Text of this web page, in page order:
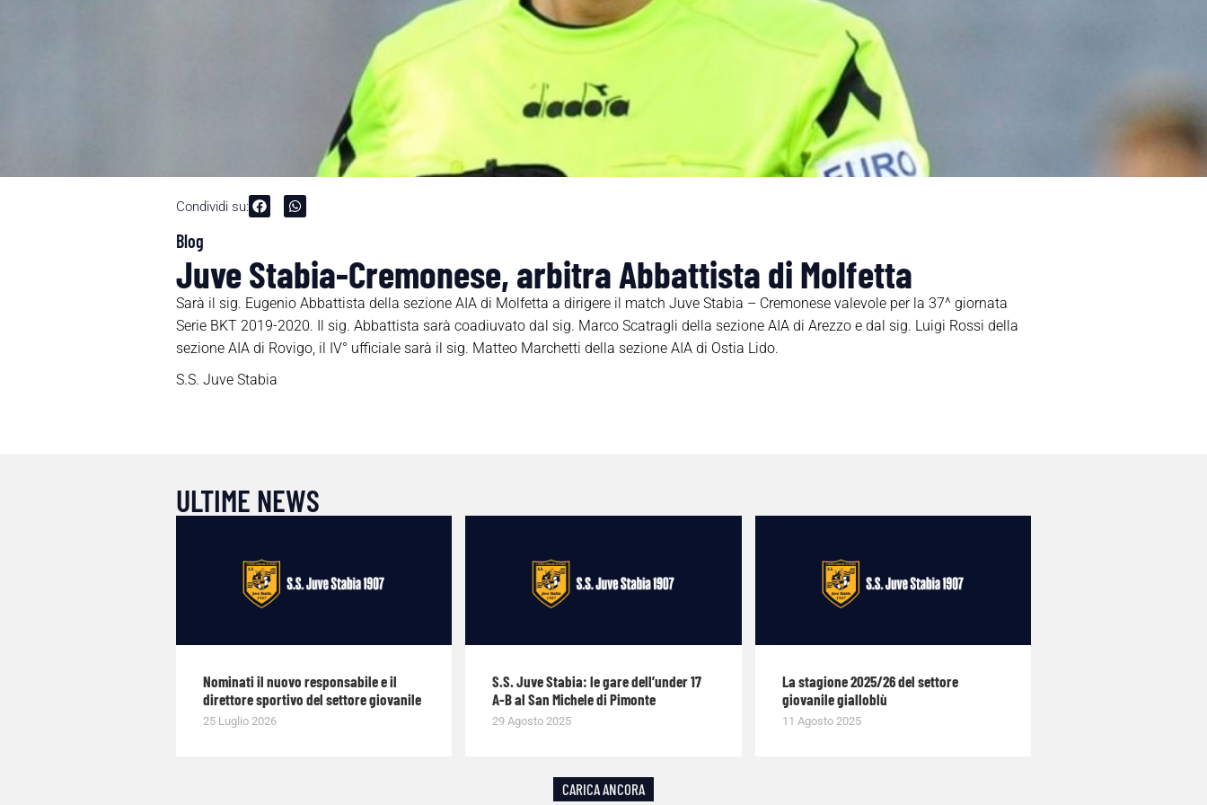
Condividi su:
Blog
Juve Stabia-Cremonese, arbitra Abbattista di Molfetta
Sarà il sig. Eugenio Abbattista della sezione AIA di Molfetta a dirigere il match Juve Stabia – Cremonese valevole per la 37^ giornata
Serie BKT 2019-2020. Il sig. Abbattista sarà coadiuvato dal sig. Marco Scatragli della sezione AIA di Arezzo e dal sig. Luigi Rossi della
sezione AIA di Rovigo, il IV° ufficiale sarà il sig. Matteo Marchetti della sezione AIA di Ostia Lido.
S.S. Juve Stabia
ULTIME NEWS
Nominati il nuovo responsabile e il
direttore sportivo del settore giovanile
25 Luglio 2026
S.S. Juve Stabia: le gare dell’under 17
A-B al San Michele di Pimonte
29 Agosto 2025
La stagione 2025/26 del settore
giovanile gialloblù
11 Agosto 2025
CARICA ANCORA